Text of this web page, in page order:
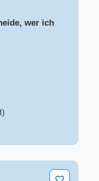
wer ich
wer ich bin!